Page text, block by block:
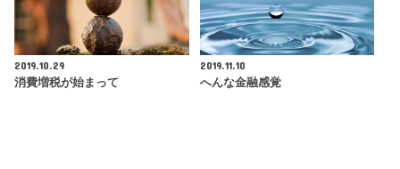
2019.10.29
消費増税が始まって
2019.11.10
へんな金融感覚